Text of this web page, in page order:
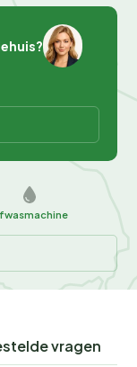
vragen